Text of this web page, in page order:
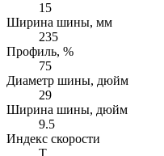
15
Ширина шины, мм
235
Профиль, %
75
Диаметр шины, дюйм
29
Ширина шины, дюйм
9.5
Индекс скорости
T